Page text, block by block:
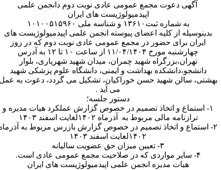
آگهی دعوت مجمع عمومی عادی نوبت دوم دانجمن علمی
اپیدمیولوژیست های ایران
به شماره ثبت۱۳۶۱۰ و شناسه ملی ۱۰۱۰۰۵۱۵۹۶۰
بدینوسیله از کلیه اعضای پیوسته انجمن علمی اپیدمیولوژیست های
ایران برای حضور در مجمع عمومی عادی نوبت دوم که در روز
چهارشنبه مورخ ۱۱/۰۴/۱۴۰۴ از ساعت ۱۰ تا ۱۲ به آدرس
تهران،بزرگراه شهید چمران، میدان شهید شهریاری، بلوار
دانشجو،دانشکده بهداشت و ایمنی، دانشگاه علوم پزشکی شهید
سالن شهید حسن خوراکیان، تشکیل می گردد، دعوت به عمل
می آید .
دستور جلسه؛
۱- استماع و اتخاذ تصمیم در خصوص گزارش عملکرد هیات مدیره و
ترازنامه مالی مربوط به آذرماه ۱۴۰۲لغایت اسفند ۱۴۰۳
۲- استماع و اتخاذ تصمیم در خصوص گزارش بازرس مربوط به آذرماه
۱۴۰۲لغایت اسفند ۱۴۰۳
هیات مدیره انجمن علمی اپیدمیولوژیست های ایران